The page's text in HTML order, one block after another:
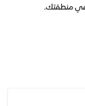
في منطقتك.